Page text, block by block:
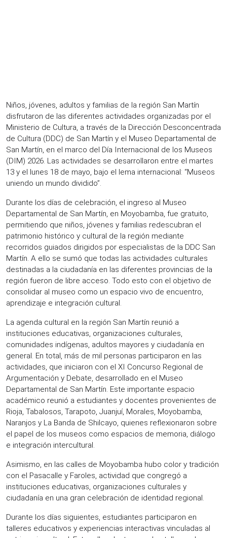
Niños, jóvenes, adultos y familias de la región San Martín
disfrutaron de las diferentes actividades organizadas por el
Ministerio de Cultura, a través de la Dirección Desconcentrada
de Cultura (DDC) de San Martín y el Museo Departamental de
San Martín, en el marco del Día Internacional de los Museos
(DIM) 2026. Las actividades se desarrollaron entre el martes
13 y el lunes 18 de mayo, bajo el lema internacional: “Museos
uniendo un mundo dividido”.
Durante los días de celebración, el ingreso al Museo
Departamental de San Martín, en Moyobamba, fue gratuito,
permitiendo que niños, jóvenes y familias redescubran el
patrimonio histórico y cultural de la región mediante
recorridos guiados dirigidos por especialistas de la DDC San
Martín. A ello se sumó que todas las actividades culturales
destinadas a la ciudadanía en las diferentes provincias de la
región fueron de libre acceso. Todo esto con el objetivo de
consolidar al museo como un espacio vivo de encuentro,
aprendizaje e integración cultural.
La agenda cultural en la región San Martín reunió a
instituciones educativas, organizaciones culturales,
comunidades indígenas, adultos mayores y ciudadanía en
general. En total, más de mil personas participaron en las
actividades, que iniciaron con el XI Concurso Regional de
Argumentación y Debate, desarrollado en el Museo
Departamental de San Martín. Este importante espacio
académico reunió a estudiantes y docentes provenientes de
Rioja, Tabalosos, Tarapoto, Juanjuí, Morales, Moyobamba,
Naranjos y La Banda de Shilcayo, quienes reflexionaron sobre
el papel de los museos como espacios de memoria, diálogo
e integración intercultural.
Asimismo, en las calles de Moyobamba hubo color y tradición
con el Pasacalle y Faroles, actividad que congregó a
instituciones educativas, organizaciones culturales y
ciudadanía en una gran celebración de identidad regional.
Durante los días siguientes, estudiantes participaron en
talleres educativos y experiencias interactivas vinculadas al